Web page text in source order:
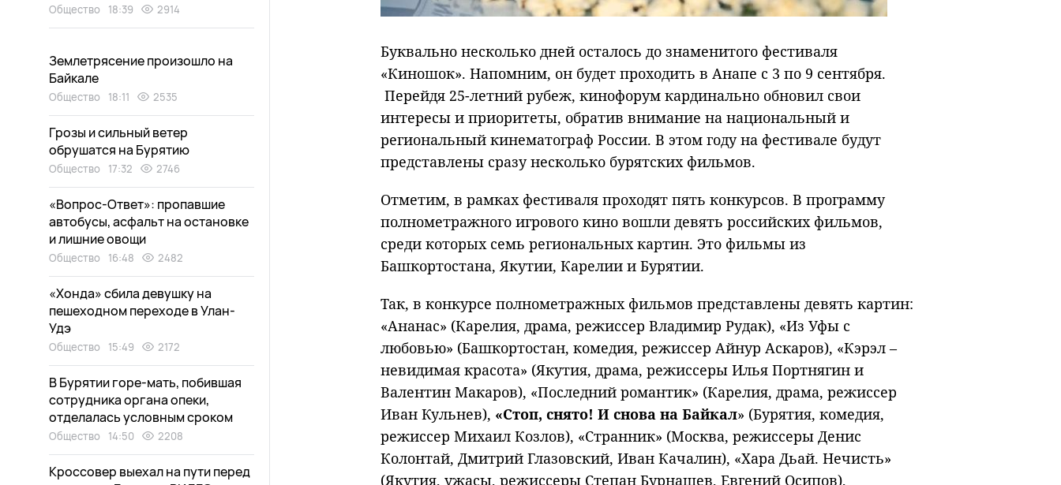
Буквально несколько дней осталось до знаменитого фестиваля
«Киношок». Напомним, он будет проходить в Анапе с 3 по 9 сентября.
Перейдя 25-летний рубеж, кинофорум кардинально обновил свои
интересы и приоритеты, обратив внимание на национальный и
региональный кинематограф России. В этом году на фестивале будут
представлены сразу несколько бурятских фильмов.
Отметим, в рамках фестиваля проходят пять конкурсов. В программу
полнометражного игрового кино вошли девять российских фильмов,
среди которых семь региональных картин. Это фильмы из
Башкортостана, Якутии, Карелии и Бурятии.
Так, в конкурсе полнометражных фильмов представлены девять картин:
«Ананас» (Карелия, драма, режиссер Владимир Рудак), «Из Уфы с
любовью» (Башкортостан, комедия, режиссер Айнур Аскаров), «Кэрэл –
невидимая красота» (Якутия, драма, режиссеры Илья Портнягин и
Валентин Макаров), «Последний романтик» (Карелия, драма, режиссер
Иван Кульнев), «Стоп, снято! И снова на Байкал» (Бурятия, комедия,
режиссер Михаил Козлов), «Странник» (Москва, режиссеры Денис
Колонтай, Дмитрий Глазовский, Иван Качалин), «Хара Дьай. Нечисть»
(Якутия, ужасы, режиссеры Степан Бурнашев, Евгений Осипов),
Общество 18:39 2914
Землетрясение произошло на
Байкале
Общество 18:11 2535
Грозы и сильный ветер
обрушатся на Бурятию
Общество 17:32 2746
«Вопрос-Ответ»: пропавшие
автобусы, асфальт на остановке
и лишние овощи
Общество 16:48 2482
«Хонда» сбила девушку на
пешеходном переходе в Улан-
Удэ
Общество 15:49 2172
В Бурятии горе-мать, побившая
сотрудника органа опеки,
отделалась условным сроком
Общество 14:50 2208
Кроссовер выехал на пути перед